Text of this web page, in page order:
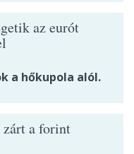
az eurót
a hőkupola alól.
zárt a forint